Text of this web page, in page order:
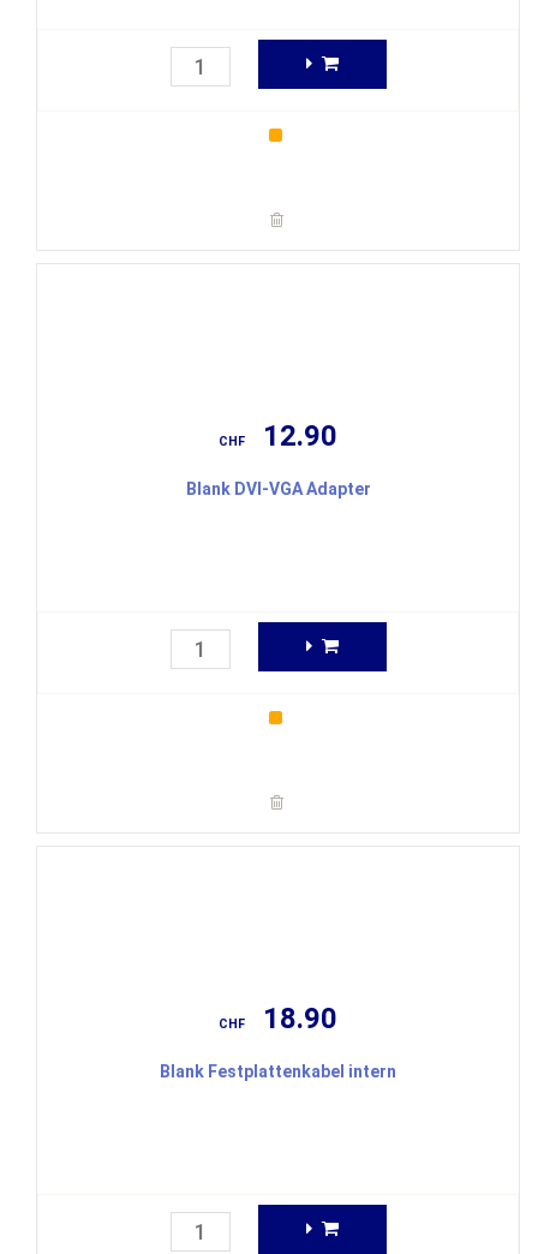
CHF 12.90
Blank DVI-VGA Adapter
CHF 18.90
Blank Festplattenkabel intern